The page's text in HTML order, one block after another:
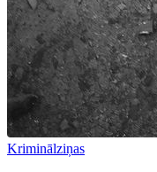
Kriminālziņas